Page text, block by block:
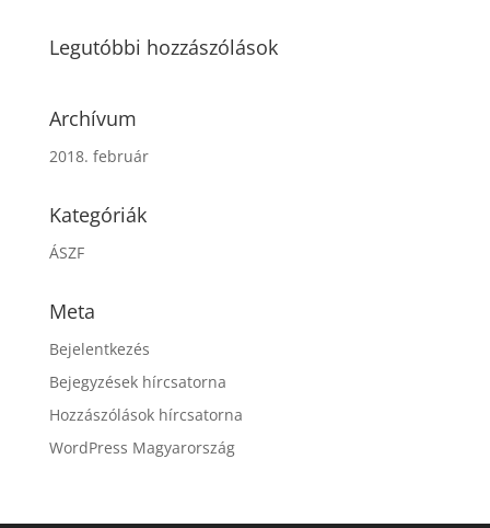
Legutóbbi hozzászólások
Archívum
2018. február
Kategóriák
ÁSZF
Meta
Bejelentkezés
Bejegyzések hírcsatorna
Hozzászólások hírcsatorna
WordPress Magyarország